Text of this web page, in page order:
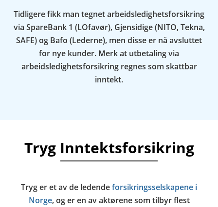
Tidligere fikk man tegnet arbeidsledighetsforsikring
via SpareBank 1 (LOfavør), Gjensidige (NITO, Tekna,
SAFE) og Bafo (Lederne), men disse er nå avsluttet
for nye kunder. Merk at utbetaling via
arbeidsledighetsforsikring regnes som skattbar
inntekt.
Tryg Inntektsforsikring
Tryg er et av de ledendeforsikringsselskapene i
Norge, og er en av aktørene som tilbyr flest